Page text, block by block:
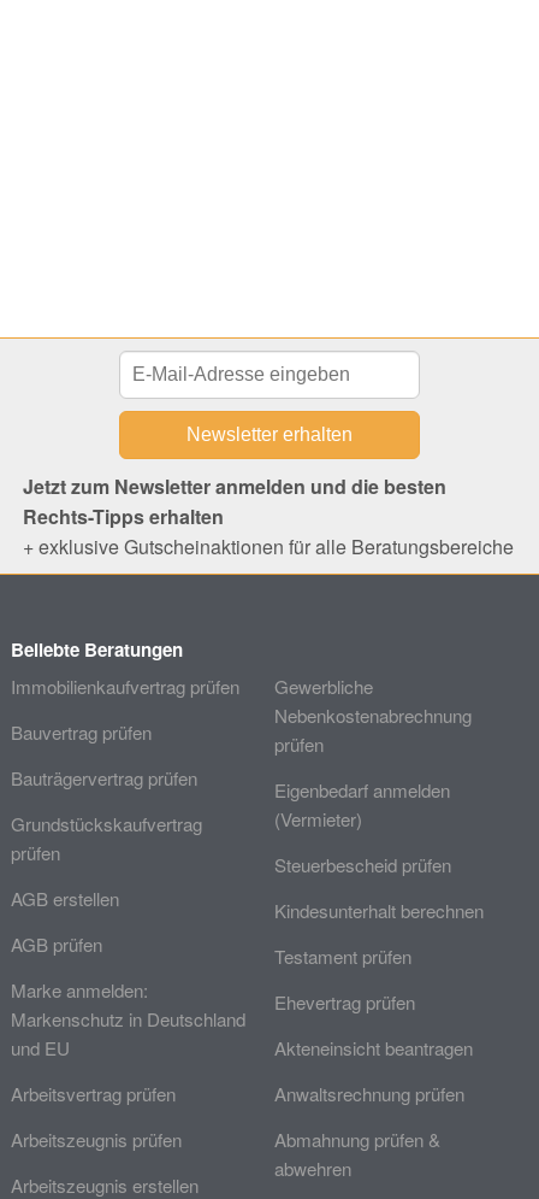
Jetzt zum Newsletter anmelden und die besten
Rechts-Tipps erhalten
+ exklusive Gutscheinaktionen für alle Beratungsbereiche
Beliebte Beratungen
Immobilienkaufvertrag prüfen
Bauvertrag prüfen
Bauträgervertrag prüfen
Grundstückskaufvertrag
prüfen
AGB erstellen
AGB prüfen
Marke anmelden:
Markenschutz in Deutschland
und EU
Arbeitsvertrag prüfen
Arbeitszeugnis prüfen
Arbeitszeugnis erstellen
Gewerbliche
Nebenkostenabrechnung
prüfen
Eigenbedarf anmelden
(Vermieter)
Steuerbescheid prüfen
Kindesunterhalt berechnen
Testament prüfen
Ehevertrag prüfen
Akteneinsicht beantragen
Anwaltsrechnung prüfen
Abmahnung prüfen &
abwehren